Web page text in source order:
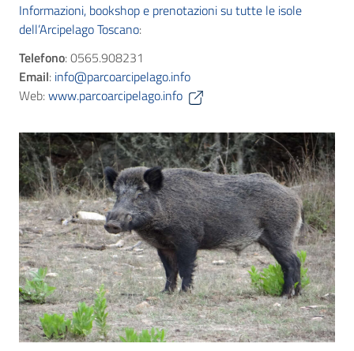
Informazioni, bookshop e prenotazioni su tutte le isole
dell’Arcipelago Toscano:
Telefono: 0565.908231
Email: info@parcoarcipelago.info
Web:www.parcoarcipelago.info